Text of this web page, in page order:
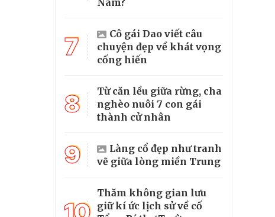
Nam?
7
Cô gái Dao viết câu
chuyện đẹp về khát vọng
cống hiến
8
Từ căn lều giữa rừng, cha
nghèo nuôi 7 con gái
thành cử nhân
9
Làng cổ đẹp như tranh
vẽ giữa lòng miền Trung
Thăm không gian lưu
giữ kí ức lịch sử về cố